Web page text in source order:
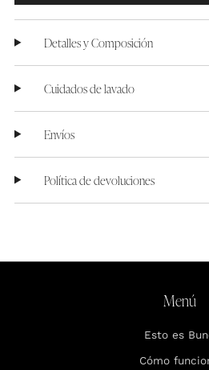
Detalles y Composición
Cuidados de lavado
Envíos
Política de devoluciones
Menú
Esto es
Cómo